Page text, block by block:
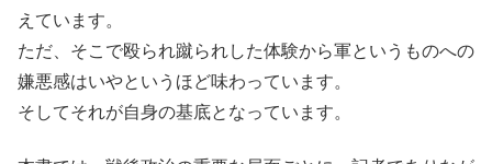
えています。
ただ、そこで殴られ蹴られした体験から軍というものへの
嫌悪感はいやというほど味わっています。
そしてそれが自身の基底となっています。